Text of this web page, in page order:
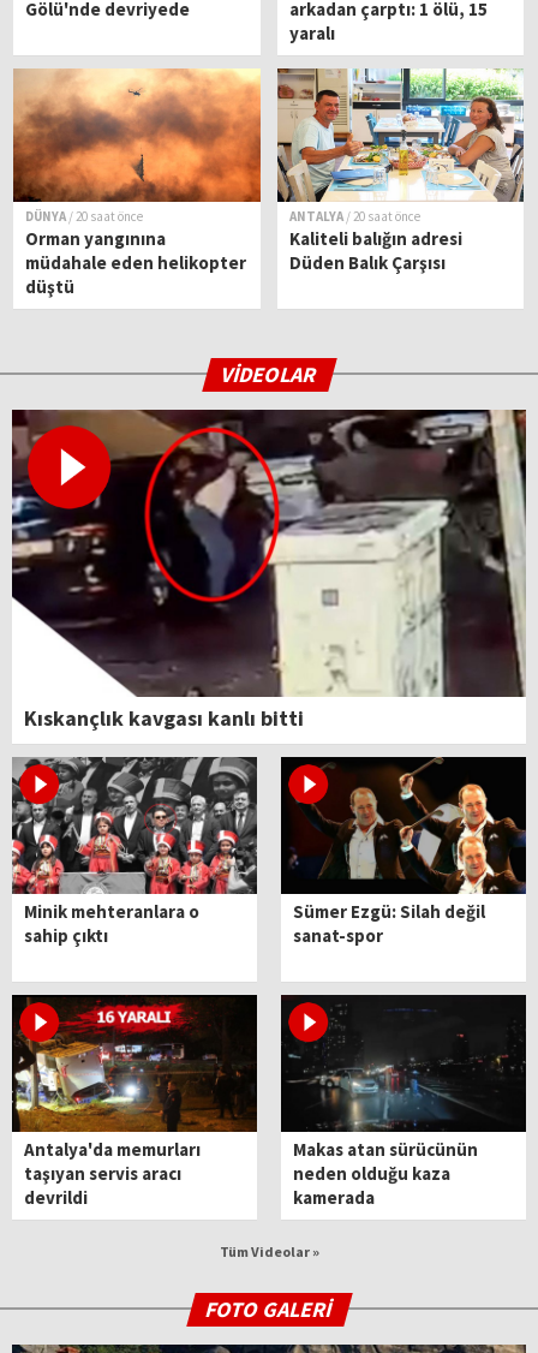
Gölü'nde devriyede
arkadan çarptı: 1 ölü, 15
yaralı
DÜNYA / 20 saat önce
Orman yangınına
müdahale eden helikopter
düştü
ANTALYA / 20 saat önce
Kaliteli balığın adresi
Düden Balık Çarşısı
VİDEOLAR
Kıskançlık kavgası kanlı bitti
Minik mehteranlara o
sahip çıktı
Sümer Ezgü: Silah değil
sanat-spor
Antalya'da memurları
taşıyan servis aracı
devrildi
Makas atan sürücünün
neden olduğu kaza
kamerada
Tüm Videolar »
FOTO GALERİ